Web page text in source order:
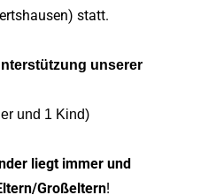
statt.
unserer
und 1 Kind)
liegt immer und
Großeltern!